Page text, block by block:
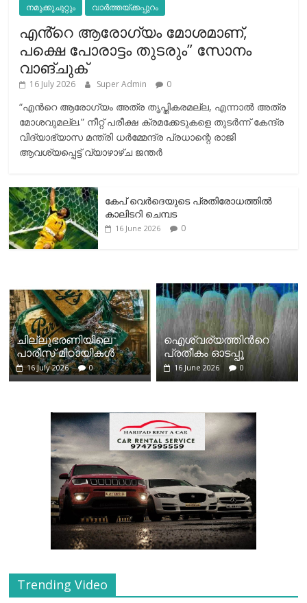
നമുക്കുചുറ്റും വാർത്തയ്ക്കപ്പുറം
എൻ്റെ ആരോഗ്യം മോശമാണ്,
പക്ഷെ പോരാട്ടം തുടരും” സോനം
വാങ്ചുക്
16 July 2026 Super Admin 0
“എന്‍റെ ആരോഗ്യം അത്ര തൃപ്തികരമല്ല, എന്നാൽ അത്ര
മോശവുമല്ല.” നീറ്റ് പരീക്ഷ ക്രമക്കേടുകളെ തുടർന്ന് കേന്ദ്ര
വിദ്യാഭ്യാസ മന്ത്രി ധർമ്മേന്ദ്ര പ്രധാന്റെ രാജി
ആവശ്യപ്പെട്ട് വ്യാഴാഴ്ച ജന്തർ
കേപ് വെര്‍ദെയുടെ പ്രതിരോധത്തില്‍
കാലിടറി ചെമ്പട
16 June 2026 0
ചില്ലുഭരണിയിലെ
പാരീസ് മിഠായികള്‍
16 July 2026 0
ഐശ്വര്യത്തിന്‍റെ
പ്രതീകം ഓടപ്പൂ
16 June 2026 0
Trending Video